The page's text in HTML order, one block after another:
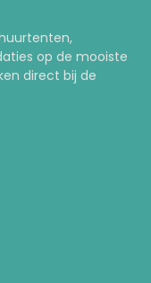
op de mooiste
direct bij de